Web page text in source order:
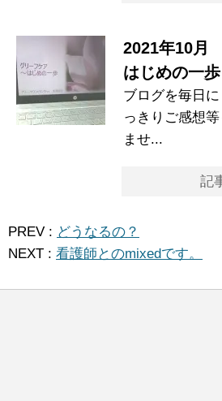
2021年10月
はじめの一
ブログを毎日
っきりご感想
ませ...
記
PREV : どうなるの？
NEXT : 看護師とのmixedです。